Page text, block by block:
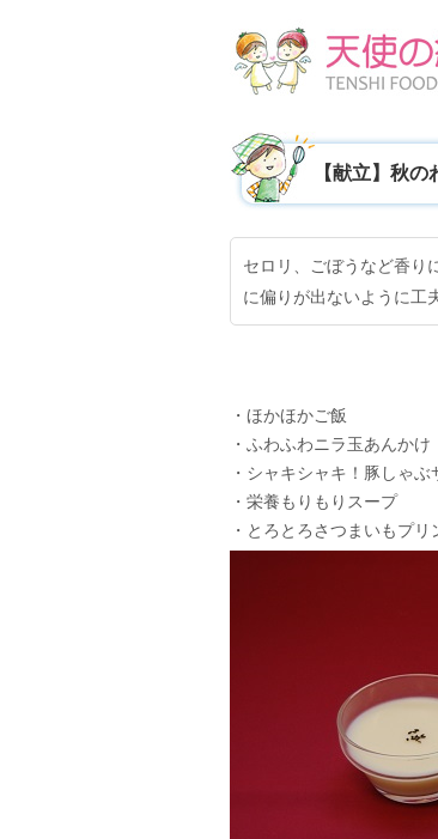
【献立】秋
セロリ、ごぼうなど香り
に偏りが出ないように工
・ほかほかご飯
・ふわふわニラ玉あんかけ
・シャキシャキ！豚しゃぶ
・栄養もりもりスープ
・とろとろさつまいもプリ